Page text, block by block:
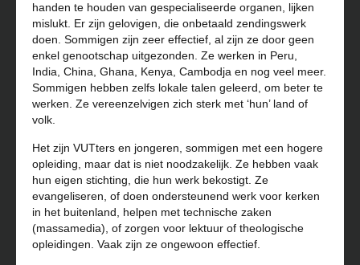
handen te houden van gespecialiseerde organen, lijken
mislukt. Er zijn gelovigen, die onbetaald zendingswerk
doen. Sommigen zijn zeer effectief, al zijn ze door geen
enkel genootschap uitgezonden. Ze werken in Peru,
India, China, Ghana, Kenya, Cambodja en nog veel meer.
Sommigen hebben zelfs lokale talen geleerd, om beter te
werken. Ze vereenzelvigen zich sterk met ‘hun’ land of
volk.
Het zijn VUTters en jongeren, sommigen met een hogere
opleiding, maar dat is niet noodzakelijk. Ze hebben vaak
hun eigen stichting, die hun werk bekostigt. Ze
evangeliseren, of doen ondersteunend werk voor kerken
in het buitenland, helpen met technische zaken
(massamedia), of zorgen voor lektuur of theologische
opleidingen. Vaak zijn ze ongewoon effectief.